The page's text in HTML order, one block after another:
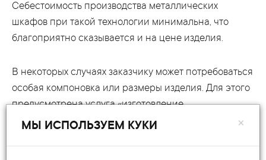
Себестоимость производства металлических
шкафов при такой технологии минимальна, что
благоприятно сказывается и на цене изделия.
В некоторых случаях заказчику может потребоваться
особая компоновка или размеры изделия. Для этого
предусмотрена услуга «изготовление
металлических шкафов на заказ».
×
МЫ ИСПОЛЬЗУЕМ КУКИ